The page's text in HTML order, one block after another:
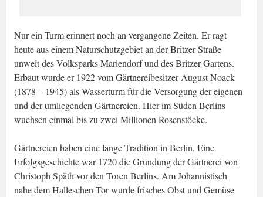
Nur ein Turm erinnert noch an vergangene Zeiten. Er ragt
heute aus einem Naturschutzgebiet an der Britzer Straße
unweit des Volksparks Mariendorf und des Britzer Gartens.
Erbaut wurde er 1922 vom Gärtnereibesitzer August Noack
(1878 – 1945) als Wasserturm für die Versorgung der eigenen
und der umliegenden Gärtnereien. Hier im Süden Berlins
wuchsen einmal bis zu zwei Millionen Rosenstöcke.
Gärtnereien haben eine lange Tradition in Berlin. Eine
Erfolgsgeschichte war 1720 die Gründung der Gärtnerei von
Christoph Späth vor den Toren Berlins. Am Johannistisch
nahe dem Halleschen Tor wurde frisches Obst und Gemüse